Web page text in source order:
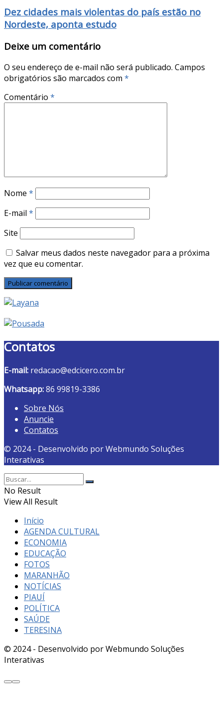
Dez cidades mais violentas do país estão no
Nordeste, aponta estudo
Deixe um comentário
O seu endereço de e-mail não será publicado. Campos
obrigatórios são marcados com *
Comentário *
Nome *
E-mail *
Site
Salvar meus dados neste navegador para a próxima
vez que eu comentar.
Contatos
E-mail: redacao@edcicero.com.br
Whatsapp:86 99819-3386
Sobre Nós
Anuncie
Contatos
© 2024 - Desenvolvido por Webmundo Soluções
Interativas
No Result
View All Result
Início
AGENDA CULTURAL
ECONOMIA
EDUCAÇÃO
FOTOS
MARANHÃO
NOTÍCIAS
PIAUÍ
POLÍTICA
SAÚDE
TERESINA
© 2024 - Desenvolvido por Webmundo Soluções
Interativas